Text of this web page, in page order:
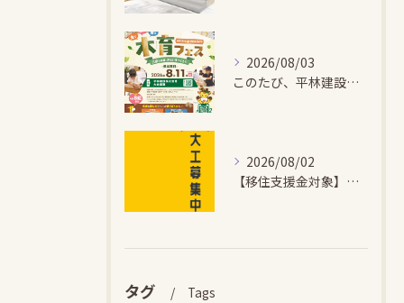
2026/08/03
このたび、平林建設では、お子さまが木とふれあい・木について学...
2026/08/02
【移住支援金対象】【未経験歓迎】大多喜町で「見えないところも...
タグ Tags